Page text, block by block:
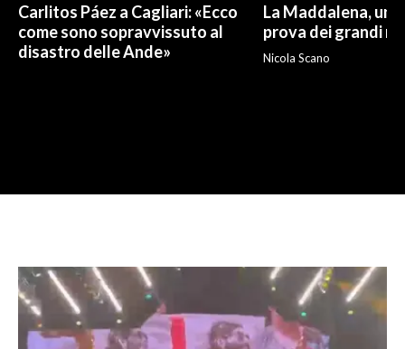
Carlitos Páez a Cagliari: «Ecco
come sono sopravvissuto al
disastro delle Ande»
La Maddalena, un
prova dei grandi
Nicola Scano